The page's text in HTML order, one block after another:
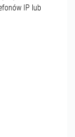
IP lub